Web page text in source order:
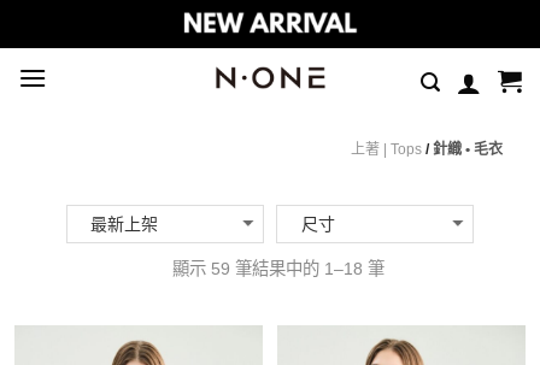
to
content
上著 | Tops /針織 • 毛衣
顯示 59 筆結果中的 1–18 筆